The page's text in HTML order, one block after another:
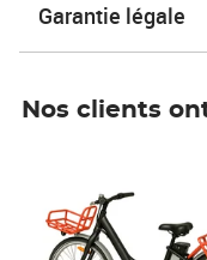
Garantie légale
Nos clients